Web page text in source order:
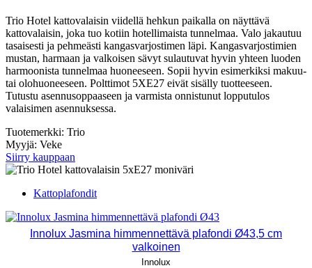
Trio Hotel kattovalaisin viidellä hehkun paikalla on näyttävä
kattovalaisin, joka tuo kotiin hotellimaista tunnelmaa. Valo jakautuu
tasaisesti ja pehmeästi kangasvarjostimen läpi. Kangasvarjostimien
mustan, harmaan ja valkoisen sävyt sulautuvat hyvin yhteen luoden
harmoonista tunnelmaa huoneeseen. Sopii hyvin esimerkiksi makuu-
tai olohuoneeseen. Polttimot 5XE27 eivät sisälly tuotteeseen.
Tutustu asennusoppaaseen ja varmista onnistunut lopputulos
valaisimen asennuksessa.
Tuotemerkki: Trio
Myyjä: Veke
Siirry kauppaan
Kattoplafondit
Innolux Jasmina himmennettävä plafondi Ø43,5 cm
valkoinen
Innolux